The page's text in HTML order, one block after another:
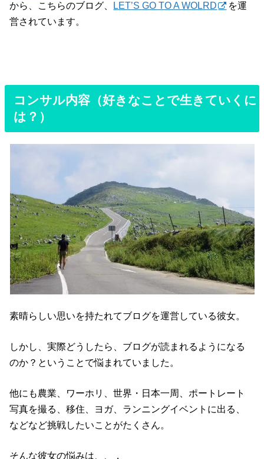
から、こちらのブログ、 LET’S GO TO A WOLRD
を運
営されています。
コンサル内容（好きなことで生きていくに
は？）
素晴らしい思いを持たれてブログを運営している彼女。
しかし、実際どうしたら、ブログが読まれるようになる
のか？ということで悩まれていました。
他にも農業、ワーホリ、世界・日本一周、ポートレート
写真を撮る、移住、ヨガ、ランニングイベントに出る、
などなど挑戦したいことがたくさん。
そんな彼女の悩みは、、，